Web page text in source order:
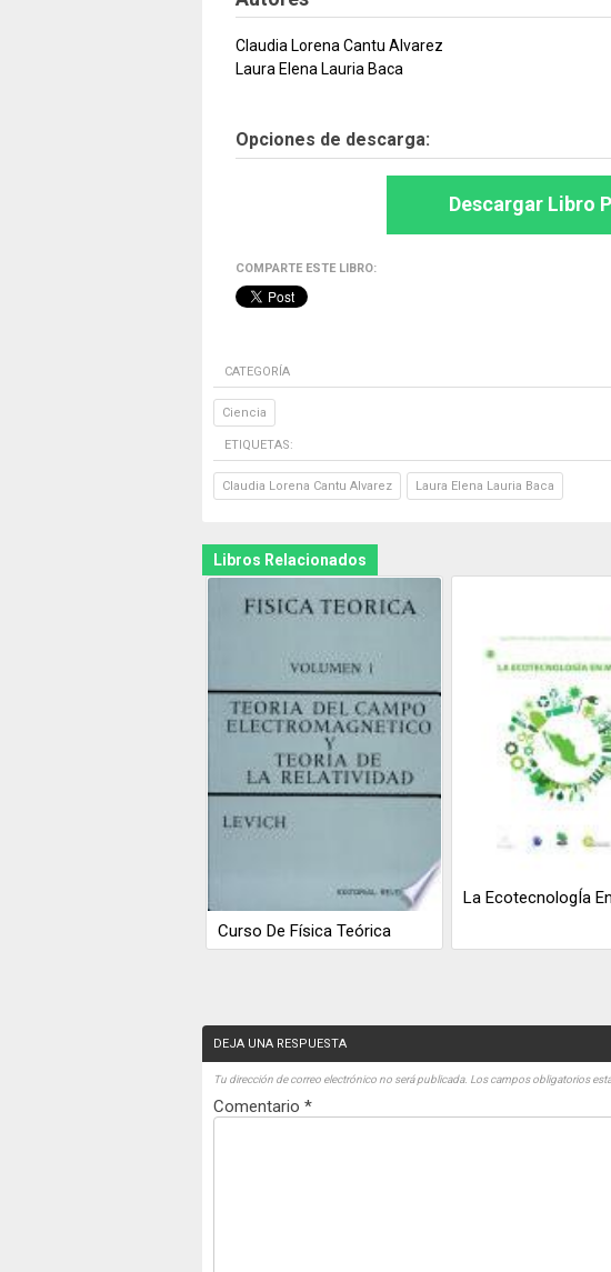
Claudia Lorena Cantu Alvarez
Laura Elena Lauria Baca
Opciones de descarga:
Descargar Libro
COMPARTE ESTE LIBRO:
CATEGORÍA
Ciencia
ETIQUETAS:
Claudia Lorena Cantu Alvarez Laura Elena Lauria Baca
Libros Relacionados
Curso De Física Teórica
La EcotecnologÍa
DEJA UNA RESPUESTA
Tu dirección de correo electrónico no será publicada. Los campos obligatorios
Comentario *